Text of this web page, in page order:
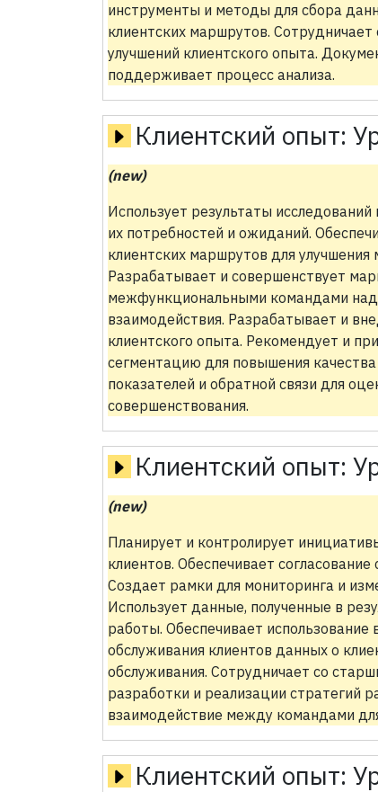
инструменты и методы для сбора
клиентских маршрутов.
улучшений клиентского опыта.
поддерживает процесс анализа.
Клиентский опыт:
(new)
Использует результаты
их потребностей и ожиданий.
клиентских маршрутов для
Разрабатывает и совершенствует
межфункциональными командами над
взаимодействия. Разрабатывает и
клиентского опыта. Рекомендует и
сегментацию для повышения
показателей и обратной связи для
совершенствования.
Клиентский опыт:
(new)
Планирует и контролирует
клиентов. Обеспечивает
Создает рамки для мониторинга и
Использует данные, полученные в
работы. Обеспечивает
обслуживания клиентов данных о
обслуживания. Сотрудничает со
разработки и реализации стратегий
взаимодействие между командами
Клиентский опыт: